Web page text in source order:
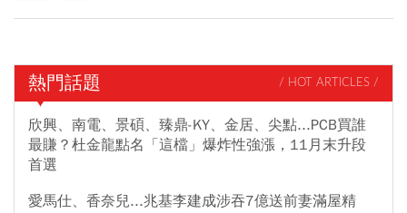
熱門話題 / HOT ARTICLES /
欣興、南電、景碩、臻鼎-KY、金居、尖點...PCB買誰
最賺？杜金龍點名「這檔」爆炸性強漲，11月末升段
首選
愛馬仕、香奈兒...兆基李建成涉吞7億送前妻滿屋精